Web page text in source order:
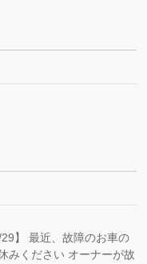
】 最近、故障のお車の
みください オーナーが故